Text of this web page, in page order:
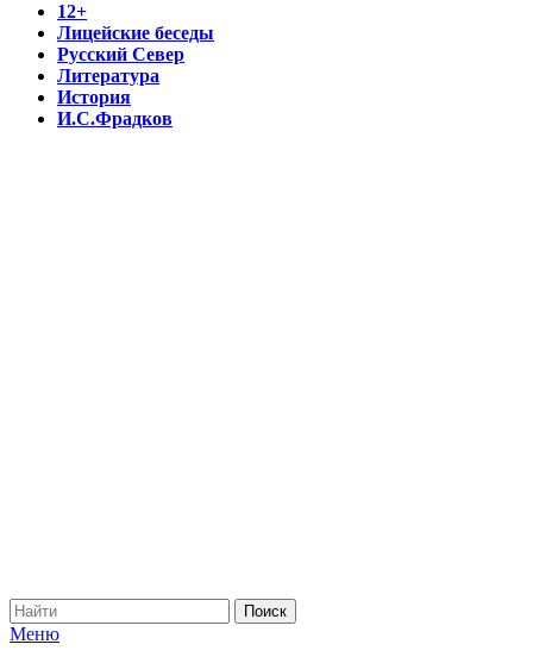
12+
Лицейские беседы
Русский Север
Литература
История
И.С.Фрадков
Меню